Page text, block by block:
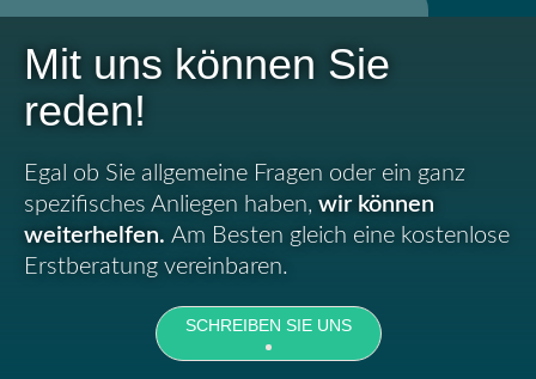
Mit uns können Sie
reden!
Egal ob Sie allgemeine Fragen oder ein ganz
spezifisches Anliegen haben, wir können
weiterhelfen. Am Besten gleich eine kostenlose
Erstberatung vereinbaren.
SCHREIBEN SIE UNS